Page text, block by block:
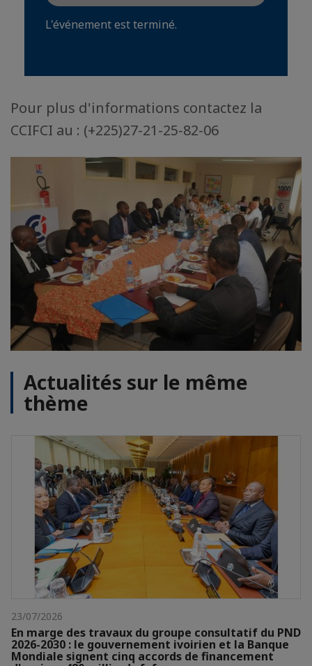
L'événement est terminé.
Pour plus d'informations contactez la
CCIFCI au : (+225)27-21-25-82-06
Actualités sur le même
thème
23/07/2026
En marge des travaux du groupe consultatif du PND
2026-2030 : le gouvernement ivoirien et la Banque
Mondiale signent cinq accords de financement